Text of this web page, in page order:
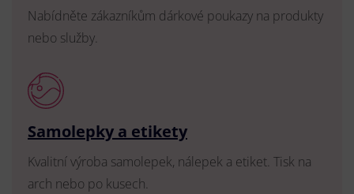
Nabídněte zákazníkům dárkové poukazy na produkty
nebo služby.
Samolepky a etikety
Kvalitní výroba samolepek, nálepek a etiket. Tisk na
arch nebo po kusech.